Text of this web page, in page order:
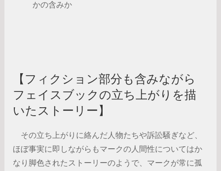
かの含みか
【フィクション部分も含みながら
フェイスブックの立ち上がりを描
いたストーリー】
その立ち上がりに絡んだ人物たちや訴訟騒ぎなど、
ほぼ事実に即しながらもマークの人間性についてはか
なり脚色されたストーリーのようで、マークが常に孤